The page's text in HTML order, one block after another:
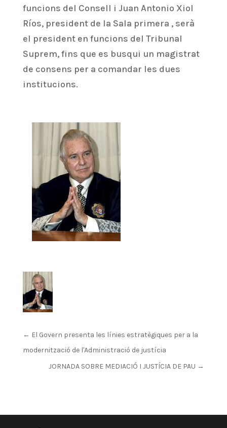
funcions del Consell i Juan Antonio Xiol
Ríos, president de la Sala primera , serà
el president en funcions del Tribunal
Suprem, fins que es busqui un magistrat
de consens per a comandar les dues
institucions.
← El Govern presenta les línies estratègiques per a la
modernització de l'Administració de justícia
JORNADA SOBRE MEDIACIÓ I JUSTÍCIA DE PAU →